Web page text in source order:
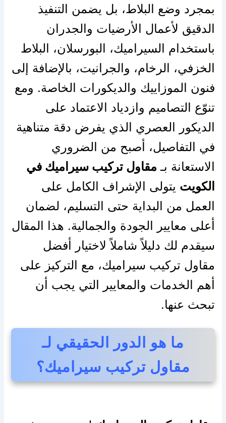
بمجرد وضع البلاط، بل يضمن التنفيذ
الدقيق لأعمال الأرضيات والجدران
باستخدام السيراميك، البورسلان، البلاط
الخزفي، الرخام، والجرانيت، بالإضافة إلى
فنون الموزاييك والديكورات الخاصة. ومع
تنوّع التصاميم وازدياد الاعتماد على
الديكور العصري الذي يفرض دقة متناهية
في التفاصيل، أصبح من الضروري
الاستعانة بـ مقاول تركيب سيراميك في
الكويت يتولى الإشراف الكامل على
العمل من البداية حتى التسليم، لضمان
أعلى معايير الجودة والجمالية. هذا المقال
سيقدم لك دليلاً شاملاً لاختيار أفضل
مقاول تركيب سيراميك، مع التركيز على
أهم الخدمات والمعايير التي يجب أن
تبحث عنها.
ما هو الدور الحقيقي لـ
مقاول تركيب سيراميك؟